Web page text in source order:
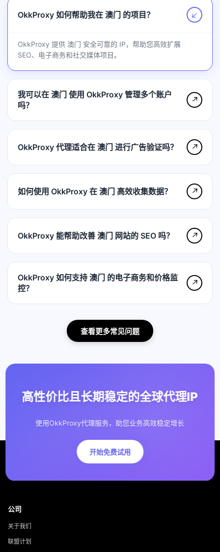
OkkProxy 如何帮助我在 澳门 的项目？ ↗
OkkProxy 提供 澳门 安全可靠的 IP，帮助您高效扩展
SEO、电子商务和社交媒体项目。
我可以在 澳门 使用 OkkProxy 管理多个账户
吗？
↗
OkkProxy 代理适合在 澳门 进行广告验证吗？ ↗
如何使用 OkkProxy 在 澳门 高效收集数据？ ↗
OkkProxy 能帮助改善 澳门 网站的 SEO 吗？ ↗
OkkProxy 如何支持 澳门 的电子商务和价格监
控？
↗
查看更多常见问题
高性价比且长期稳定的全球代理IP
使用OkkProxy代理服务，助您业务高效稳定增长
开始免费试用
公司
关于我们
联盟计划